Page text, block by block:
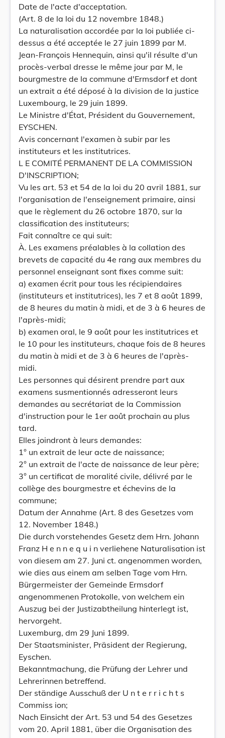
Date de l'acte d'acceptation.
(Art. 8 de la loi du 12 novembre 1848.)
La naturalisation accordée par la loi publiée ci-
dessus a été acceptée le 27 juin 1899 par M.
Jean-François Hennequin, ainsi qu'il résulte d'un
procès-verbal dresse le même jour par M, le
bourgmestre de la commune d'Ermsdorf et dont
un extrait a été déposé à la division de la justice
Luxembourg, le 29 juin 1899.
Le Ministre d'État, Président du Gouvernement,
EYSCHEN.
Avis concernant l'examen à subir par les
instituteurs et les institutrices.
L E COMITÉ PERMANENT DE LA COMMISSION
D'INSCRIPTION;
Vu les art. 53 et 54 de la loi du 20 avril 1881, sur
l'organisation de l'enseignement primaire, ainsi
que le règlement du 26 octobre 1870, sur la
classification des instituteurs;
Fait connaître ce qui suit:
À. Les examens préalables à la collation des
brevets de capacité du 4e rang aux membres du
personnel enseignant sont fixes comme suit:
a) examen écrit pour tous les récipiendaires
(instituteurs et institutrices), les 7 et 8 août 1899,
de 8 heures du matin à midi, et de 3 à 6 heures de
l'après-midi;
b) examen oral, le 9 août pour les institutrices et
le 10 pour les instituteurs, chaque fois de 8 heures
du matin à midi et de 3 à 6 heures de l'après-
midi.
Les personnes qui désirent prendre part aux
examens susmentionnés adresseront leurs
demandes au secrétariat de la Commission
d'instruction pour le 1er août prochain au plus
tard.
Elles joindront à leurs demandes:
1° un extrait de leur acte de naissance;
2° un extrait de l'acte de naissance de leur père;
3° un certificat de moralité civile, délivré par le
collège des bourgmestre et échevins de la
commune;
Datum der Annahme (Art. 8 des Gesetzes vom
12. November 1848.)
Die durch vorstehendes Gesetz dem Hrn. Johann
Franz H e n n e q u i n verliehene Naturalisation ist
von diesem am 27. Juni ct. angenommen worden,
wie dies aus einem am selben Tage vom Hrn.
Bürgermeister der Gemeinde Ermsdorf
angenommenen Protokolle, von welchem ein
Auszug bei der Justizabtheilung hinterlegt ist,
hervorgeht.
Luxemburg, dm 29 Juni 1899.
Der Staatsminister, Präsident der Regierung,
Eyschen.
Bekanntmachung, die Prüfung der Lehrer und
Lehrerinnen betreffend.
Der ständige Ausschuß der U n t e r r i c h t s
Commiss ion;
Nach Einsicht der Art. 53 und 54 des Gesetzes
vom 20. April 1881, über die Organisation des